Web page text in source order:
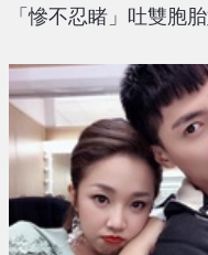
「慘不忍睹」吐雙胞